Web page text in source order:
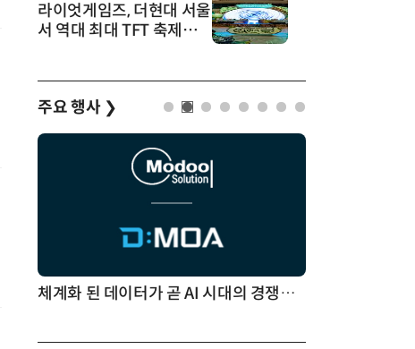
라이엇게임즈, 더현대 서울
서 역대 최대 TFT 축제…
주요 행사 ❯
체계화 된 데이터가 곧 AI 시대의 경쟁력이다